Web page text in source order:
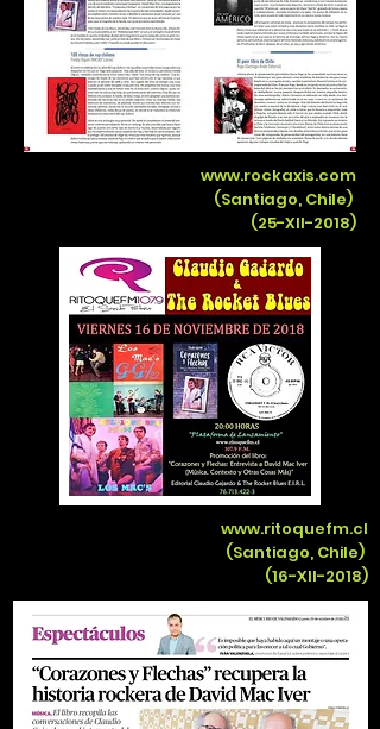
www.rockaxis.com
(Santiago, Chile)
(25-XII-2018)
www.ritoquefm.cl
(Santiago, Chile)
(16-XII-2018)